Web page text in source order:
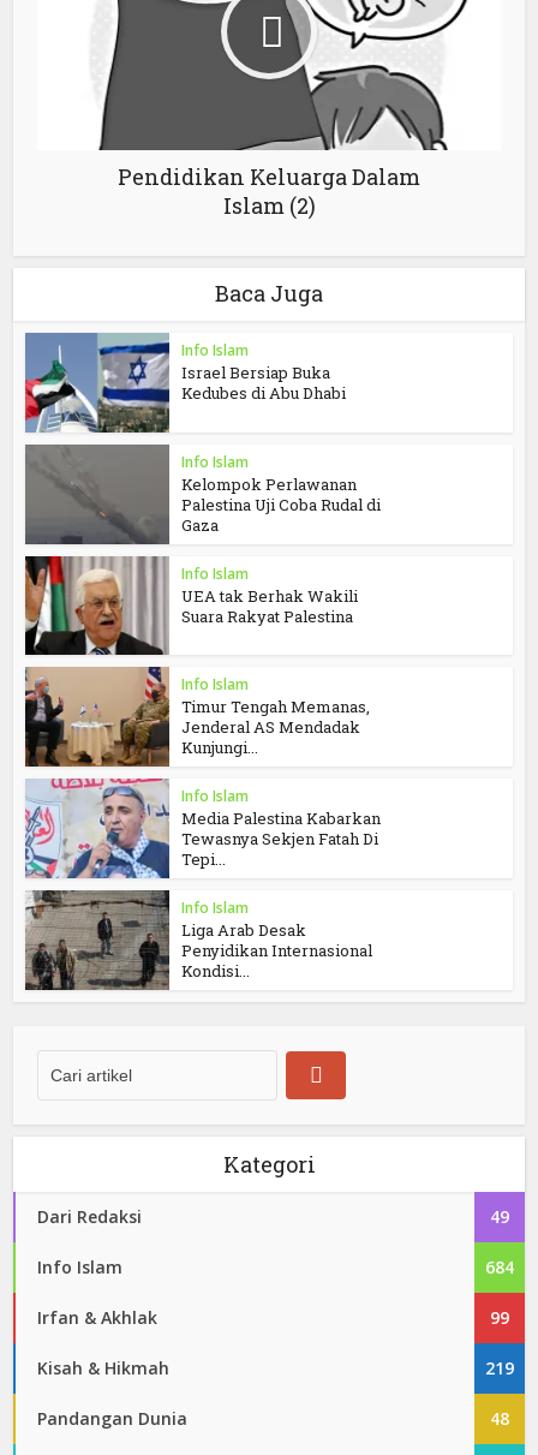
Pendidikan Keluarga Dalam
Islam (2)
Baca Juga
Info Islam
Israel Bersiap Buka
Kedubes di Abu Dhabi
Info Islam
Kelompok Perlawanan
Palestina Uji Coba Rudal di
Gaza
Info Islam
UEA tak Berhak Wakili
Suara Rakyat Palestina
Info Islam
Timur Tengah Memanas,
Jenderal AS Mendadak
Kunjungi...
Info Islam
Media Palestina Kabarkan
Tewasnya Sekjen Fatah Di
Tepi...
Info Islam
Liga Arab Desak
Penyidikan Internasional
Kondisi...
Kategori
Dari Redaksi 49
Info Islam 684
Irfan & Akhlak 99
Kisah & Hikmah 219
Pandangan Dunia 48